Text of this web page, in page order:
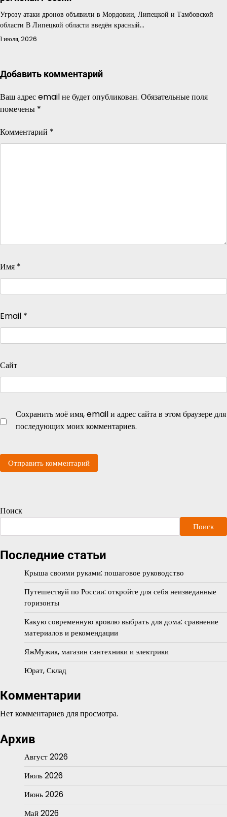
Угрозу атаки дронов объявили в Мордовии, Липецкой и Тамбовской
области В Липецкой области введён красный…
1 июля, 2026
Добавить комментарий
Ваш адрес email не будет опубликован. Обязательные поля
помечены *
Комментарий *
Имя *
Email *
Сайт
Сохранить моё имя, email и адрес сайта в этом браузере для
последующих моих комментариев.
Поиск
Поиск
Последние статьи
Крыша своими руками: пошаговое руководство
Путешествуй по России: откройте для себя неизведанные
горизонты
Какую современную кровлю выбрать для дома: сравнение
материалов и рекомендации
ЯжМужик, магазин сантехники и электрики
Юрат, Склад
Комментарии
Нет комментариев для просмотра.
Архив
Август 2026
Июль 2026
Июнь 2026
Май 2026